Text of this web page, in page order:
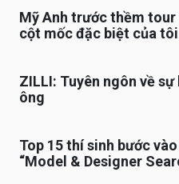
Mỹ Anh trước thềm
cột mốc đặc biệt của
ZILLI: Tuyên ngôn về
ông
Top 15 thí sinh bước
“Model & Designer